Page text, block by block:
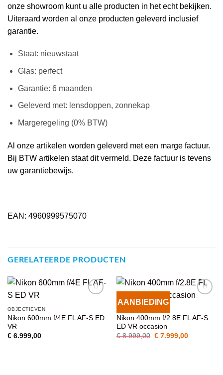
onze showroom kunt u alle producten in het echt bekijken.
Uiteraard worden al onze producten geleverd inclusief
garantie.
Staat: nieuwstaat
Glas: perfect
Garantie: 6 maanden
Geleverd met: lensdoppen, zonnekap
Margeregeling (0% BTW)
Al onze artikelen worden geleverd met een marge factuur.
Bij BTW artikelen staat dit vermeld. Deze factuur is tevens
uw garantiebewijs.
EAN: 4960999575070
GERELATEERDE PRODUCTEN
WENSENLIJST
OBJECTIEVEN
Nikon 600mm f/4E FL AF-S ED
VR
€6.999,00
AANBIEDINGVOEG TOE
WENSENLIJST
Nikon 400mm f/2.8E FL AF-S
ED VR occasion
€8.999,00 Oorspronkelijke
€7.999,00Huidige